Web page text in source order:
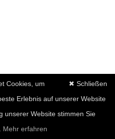
✖ Schließen
Cookies, um
Erlebnis auf unserer Website
unserer Website stimmen Sie
Mehr erfahren